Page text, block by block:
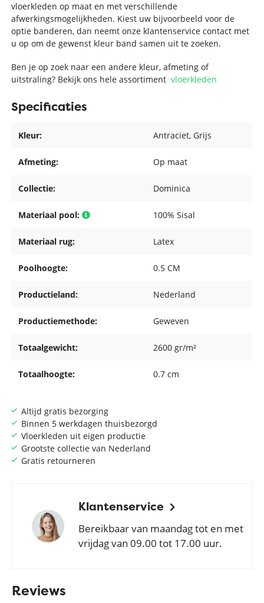
Altijd gratis bezorging
Binnen 5 werkdagen thuisbezorgd
Vloerkleden uit eigen productie
Grootste collectie van Nederland
Gratis retourneren
Klantenservice
Bereikbaar van maandag tot en met
vrijdag van 09.00 tot 17.00 uur.
vloerkleden op maat en met verschillende
afwerkingsmogelijkheden. Kiest uw bijvoorbeeld voor de
optie banderen, dan neemt onze klantenservice contact met
u op om de gewenst kleur band samen uit te zoeken.
Ben je op zoek naar een andere kleur, afmeting of
uitstraling? Bekijk ons hele assortimentvloerkleden
Specificaties
Kleur: Antraciet, Grijs
Afmeting: Op maat
Collectie: Dominica
Materiaal pool: 100% Sisal
Materiaal rug: Latex
Poolhoogte: 0.5 CM
Productieland: Nederland
Productiemethode: Geweven
Totaalgewicht: 2600 gr/m²
Totaalhoogte: 0.7 cm
Reviews